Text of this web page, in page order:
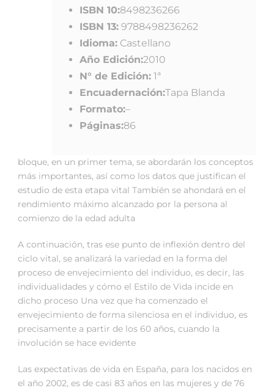
ISBN 10:8498236266
ISBN 13: 9788498236262
Idioma: Castellano
Año Edición:2010
N° de Edición: 1ª
Encuadernación:Tapa Blanda
Formato:–
Páginas:86
bloque, en un primer tema, se abordarán los conceptos
más importantes, así como los datos que justifican el
estudio de esta etapa vital También se ahondará en el
rendimiento máximo alcanzado por la persona al
comienzo de la edad adulta
A continuación, tras ese punto de inflexión dentro del
ciclo vital, se analizará la variedad en la forma del
proceso de envejecimiento del individuo, es decir, las
individualidades y cómo el Estilo de Vida incide en
dicho proceso Una vez que ha comenzado el
envejecimiento de forma silenciosa en el individuo, es
precisamente a partir de los 60 años, cuando la
involución se hace evidente
Las expectativas de vida en España, para los nacidos en
el año 2002, es de casi 83 años en las mujeres y de 76